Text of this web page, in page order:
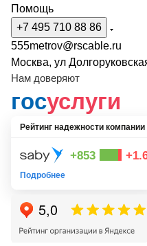
Помощь
+7 495 710 88 86
555metrov@rscable.ru
Москва, ул
Нам доверяют
госуслуги
Рейтинг надежности компании
+853
Подробнее